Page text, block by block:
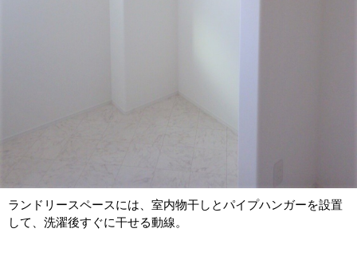
ランドリースペースには、室内物干しとパイプハンガーを設置
して、洗濯後すぐに干せる動線。